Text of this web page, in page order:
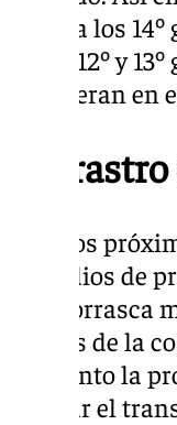
torno a los
serán 12º y
se esperan
Sin
Para los
episodios de
una
puntos de la
momento la
esperar el